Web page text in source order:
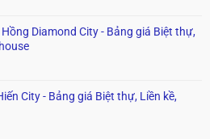
Diamond City - Bảng giá Biệt thự,
City - Bảng giá Biệt thự, Liền kề,